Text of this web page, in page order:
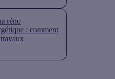
réno
: comment